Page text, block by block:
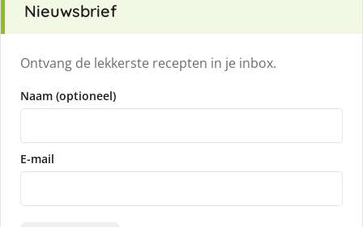
Nieuwsbrief
Ontvang de lekkerste recepten in je inbox.
Naam (optioneel)
E-mail